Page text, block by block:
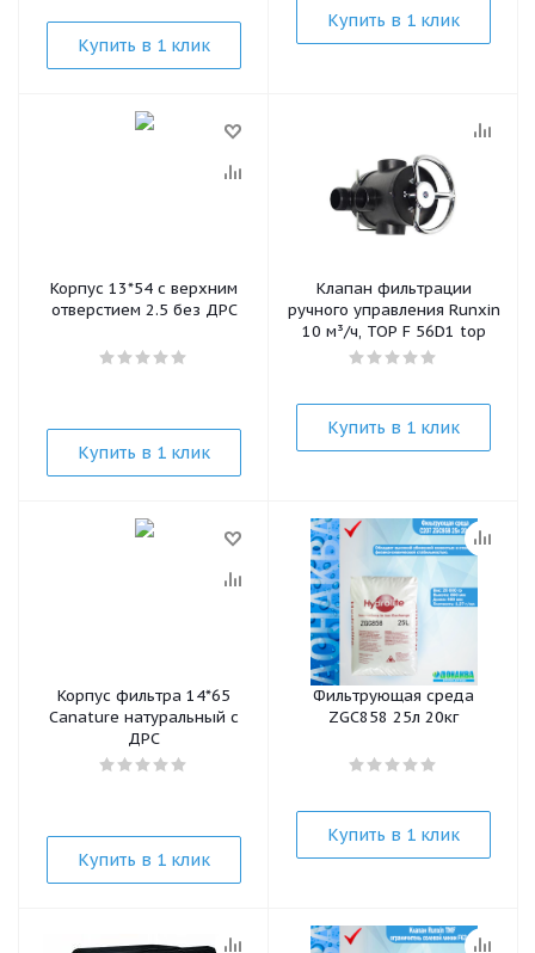
Купить в 1 клик
Купить в 1 клик
Корпус 13*54 с верхним
отверстием 2.5 без ДРС
Купить в 1 клик
Клапан фильтрации
ручного управления Runxin
10 м³/ч, TOP F 56D1 top
Купить в 1 клик
Корпус фильтра 14*65
Canature натуральный с
ДРС
Купить в 1 клик
Фильтрующая среда
ZGC858 25л 20кг
Купить в 1 клик